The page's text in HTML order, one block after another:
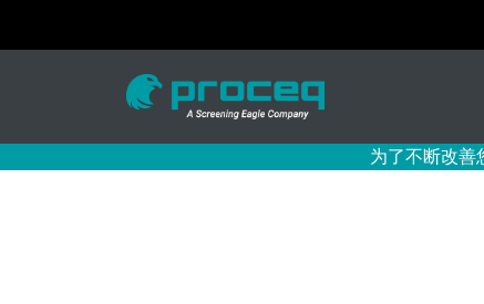
为了不断改善